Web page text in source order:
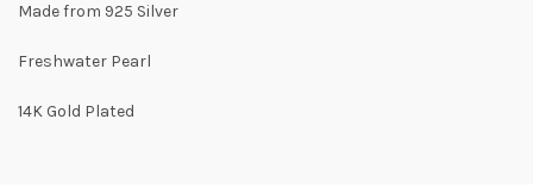
Made from 925 Silver
Freshwater Pearl
14K Gold Plated